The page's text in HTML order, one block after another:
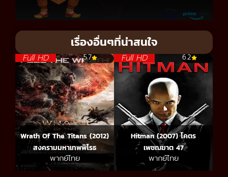
เรื่องอื่นๆที่น่าสนใจ
Full HD 5.7
Wrath Of The Titans (2012)
สงครามมหาเทพพิโรธ
พากย์ไทย
Full HD 6.2
Hitman (2007) โคตร
เพชฌฆาต 47
พากย์ไทย